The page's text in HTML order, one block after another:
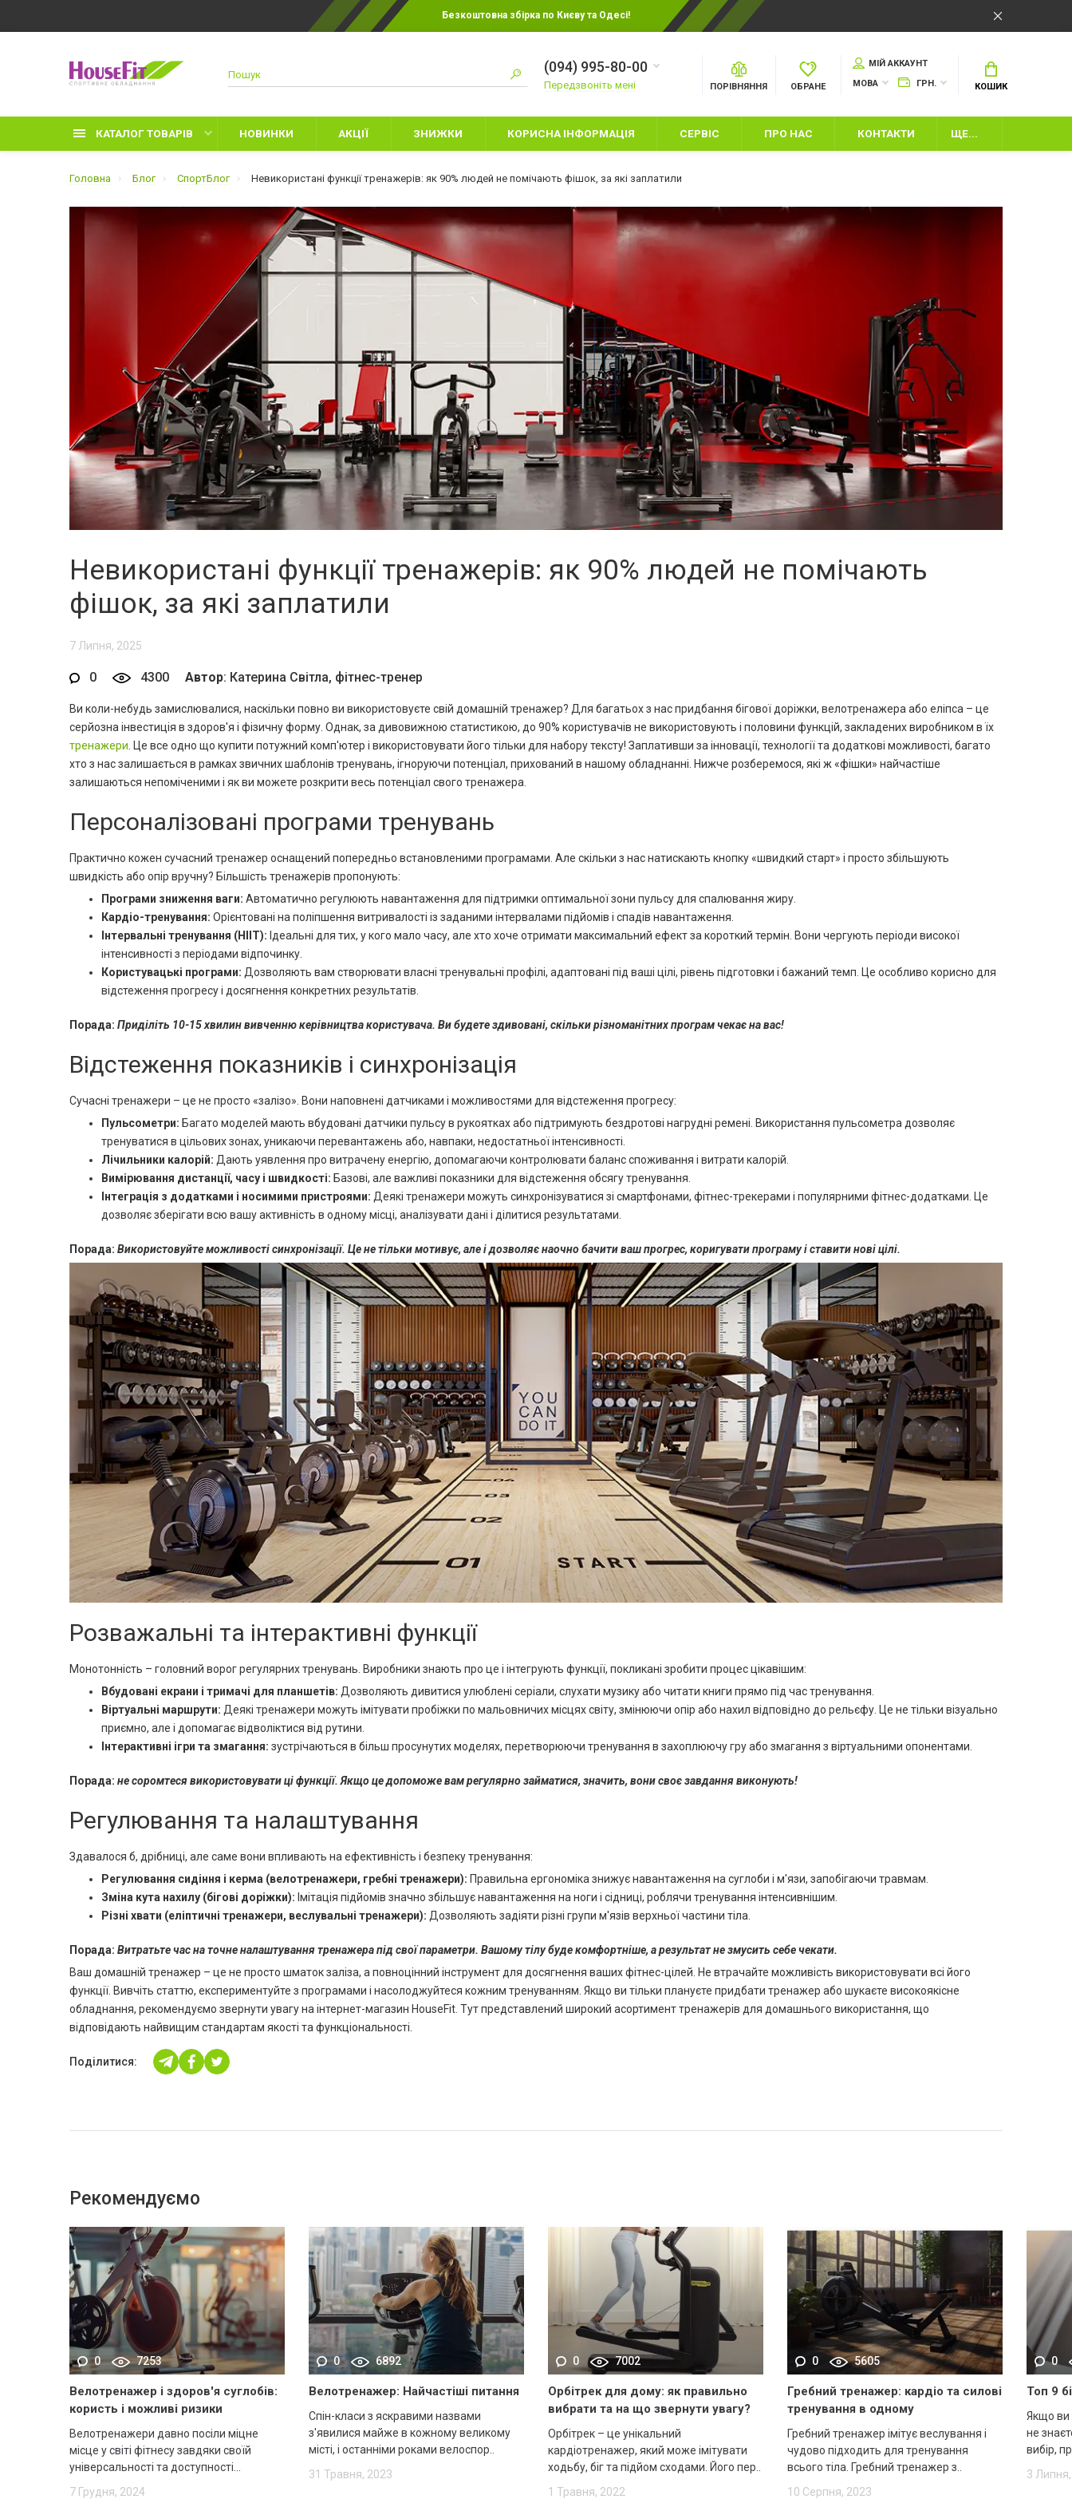
Безкоштовна збірка по Києву та Одесі!
(094) 995-80-00
Передзвоніть мені ПОРІВНЯННЯ ОБРАНЕ
МІЙ АККАУНТ
МОВА
ГРН. КОШИК
КАТАЛОГ ТОВАРІВ
ДИТЯЧІ БОКСЕРСЬКІ
РУКАВИЦІ
РУКАВИЦІ ДЛЯ ММА
СНАРЯДНІ РУКАВИЦІ
ТУРИСТИЧНИЙ ІНВЕНТАР
НОВИНКИ АКЦІЇ ЗНИЖКИ КОРИСНА ІНФОРМАЦІЯ СЕРВІС ПРО НАС КОНТАКТИ ЩЕ...
Головна Блог СпортБлог Невикористані функції тренажерів: як 90% людей не помічають фішок, за які заплатили
Невикористані функції тренажерів: як 90% людей не помічають
фішок, за які заплатили
7 Липня, 2025
0 4300 Автор: Катерина Світла, фітнес-тренер
Ви коли-небудь замислювалися, наскільки повно ви використовуєте свій домашній тренажер? Для багатьох з нас придбання бігової доріжки, велотренажера або еліпса – це
серйозна інвестиція в здоров'я і фізичну форму. Однак, за дивовижною статистикою, до 90% користувачів не використовують і половини функцій, закладених виробником в їх
тренажери . Це все одно що купити потужний комп'ютер і використовувати його тільки для набору тексту! Заплативши за інновації, технології та додаткові можливості, багато
хто з нас залишається в рамках звичних шаблонів тренувань, ігноруючи потенціал, прихований в нашому обладнанні. Нижче розберемося, які ж «фішки» найчастіше
залишаються непоміченими і як ви можете розкрити весь потенціал свого тренажера.
Персоналізовані програми тренувань
Практично кожен сучасний тренажер оснащений попередньо встановленими програмами. Але скільки з нас натискають кнопку «швидкий старт» і просто збільшують
швидкість або опір вручну? Більшість тренажерів пропонують:
Програми зниження ваги: Автоматично регулюють навантаження для підтримки оптимальної зони пульсу для спалювання жиру.
Кардіо-тренування: Орієнтовані на поліпшення витривалості із заданими інтервалами підйомів і спадів навантаження.
Інтервальні тренування (HIIT): Ідеальні для тих, у кого мало часу, але хто хоче отримати максимальний ефект за короткий термін. Вони чергують періоди високої
інтенсивності з періодами відпочинку.
Користувацькі програми: Дозволяють вам створювати власні тренувальні профілі, адаптовані під ваші цілі, рівень підготовки і бажаний темп. Це особливо корисно для
відстеження прогресу і досягнення конкретних результатів.
Порада: Приділіть 10-15 хвилин вивченню керівництва користувача. Ви будете здивовані, скільки різноманітних програм чекає на вас!
Відстеження показників і синхронізація
Сучасні тренажери – це не просто «залізо». Вони наповнені датчиками і можливостями для відстеження прогресу:
Пульсометри: Багато моделей мають вбудовані датчики пульсу в рукоятках або підтримують бездротові нагрудні ремені. Використання пульсометра дозволяє
тренуватися в цільових зонах, уникаючи перевантажень або, навпаки, недостатньої інтенсивності.
Лічильники калорій: Дають уявлення про витрачену енергію, допомагаючи контролювати баланс споживання і витрати калорій.
Вимірювання дистанції, часу і швидкості: Базові, але важливі показники для відстеження обсягу тренування.
Інтеграція з додатками і носимими пристроями: Деякі тренажери можуть синхронізуватися зі смартфонами, фітнес-трекерами і популярними фітнес-додатками. Це
дозволяє зберігати всю вашу активність в одному місці, аналізувати дані і ділитися результатами.
Порада: Використовуйте можливості синхронізації. Це не тільки мотивує, але і дозволяє наочно бачити ваш прогрес, коригувати програму і ставити нові цілі.
Розважальні та інтерактивні функції
Монотонність – головний ворог регулярних тренувань. Виробники знають про це і інтегрують функції, покликані зробити процес цікавішим:
Вбудовані екрани і тримачі для планшетів: Дозволяють дивитися улюблені серіали, слухати музику або читати книги прямо під час тренування.
Віртуальні маршрути: Деякі тренажери можуть імітувати пробіжки по мальовничих місцях світу, змінюючи опір або нахил відповідно до рельєфу. Це не тільки візуально
приємно, але і допомагає відволіктися від рутини.
Інтерактивні ігри та змагання: зустрічаються в більш просунутих моделях, перетворюючи тренування в захоплюючу гру або змагання з віртуальними опонентами.
Порада: не соромтеся використовувати ці функції. Якщо це допоможе вам регулярно займатися, значить, вони своє завдання виконують!
Регулювання та налаштування
Здавалося б, дрібниці, але саме вони впливають на ефективність і безпеку тренування:
Регулювання сидіння і керма (велотренажери, гребні тренажери): Правильна ергономіка знижує навантаження на суглоби і м'язи, запобігаючи травмам.
Зміна кута нахилу (бігові доріжки): Імітація підйомів значно збільшує навантаження на ноги і сідниці, роблячи тренування інтенсивнішим.
Різні хвати (еліптичні тренажери, веслувальні тренажери): Дозволяють задіяти різні групи м'язів верхньої частини тіла.
Порада: Витратьте час на точне налаштування тренажера під свої параметри. Вашому тілу буде комфортніше, а результат не змусить себе чекати.
Ваш домашній тренажер – це не просто шматок заліза, а повноцінний інструмент для досягнення ваших фітнес-цілей. Не втрачайте можливість використовувати всі його
функції. Вивчіть статтю, експериментуйте з програмами і насолоджуйтеся кожним тренуванням. Якщо ви тільки плануєте придбати тренажер або шукаєте високоякісне
обладнання, рекомендуємо звернути увагу на інтернет-магазин HouseFit. Тут представлений широкий асортимент тренажерів для домашнього використання, що
відповідають найвищим стандартам якості та функціональності.
Поділитися:
Рекомендуємо
0 7253
Велотренажер і здоров'я суглобів:
користь і можливі ризики
Велотренажери давно посіли міцне
місце у світі фітнесу завдяки своїй
універсальності та доступності...
7 Грудня, 2024
0 6892
Велотренажер: Найчастіші питання
Спін-класи з яскравими назвами
з'явилися майже в кожному великому
місті, і останніми роками велоспор..
31 Травня, 2023
0 7002
Орбітрек для дому: як правильно
вибрати та на що звернути увагу?
Орбітрек – це унікальний
кардіотренажер, який може імітувати
ходьбу, біг та підйом сходами. Його пер..
1 Травня, 2022
0 5605
Гребний тренажер: кардіо та силові
тренування в одному
Гребний тренажер імітує веслування і
чудово підходить для тренування
всього тіла. Гребний тренажер з..
10 Серпня, 2023
0
Топ 9
Якщо ви
не
вибір,
3
*